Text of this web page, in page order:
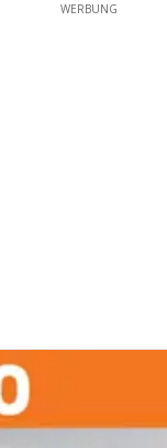
WERBUNG